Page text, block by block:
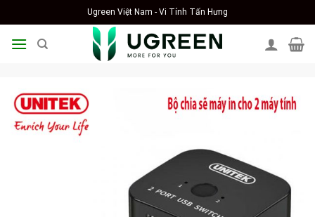
to
content
Ugreen Việt Nam - Vi Tính Tấn Hưng